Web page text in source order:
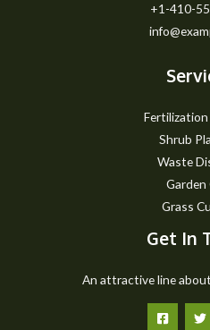
+1-410-
Shrub
Waste
Garden
Grass
Get In
An attractive line